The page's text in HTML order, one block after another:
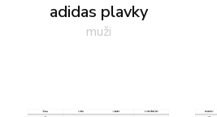
adidas plavky
muži